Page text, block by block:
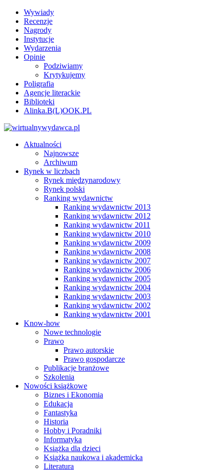
Wywiady
Recenzje
Nagrody
Instytucje
Wydarzenia
Opinie
Podziwiamy
Krytykujemy
Poligrafia
Agencje literackie
Biblioteki
Alinka.B(L)OOK.PL
Aktualności
Najnowsze
Archiwum
Rynek w liczbach
Rynek międzynarodowy
Rynek polski
Ranking wydawnictw
Ranking wydawnictw 2013
Ranking wydawnictw 2012
Ranking wydawnictw 2011
Ranking wydawnictw 2010
Ranking wydawnictw 2009
Ranking wydawnictw 2008
Ranking wydawnictw 2007
Ranking wydawnictw 2006
Ranking wydawnictw 2005
Ranking wydawnictw 2004
Ranking wydawnictw 2003
Ranking wydawnictw 2002
Ranking wydawnictw 2001
Know-how
Nowe technologie
Prawo
Prawo autorskie
Prawo gospodarcze
Publikacje branżowe
Szkolenia
Nowości książkowe
Biznes i Ekonomia
Edukacja
Fantastyka
Historia
Hobby i Poradniki
Informatyka
Książka dla dzieci
Książka naukowa i akademicka
Literatura